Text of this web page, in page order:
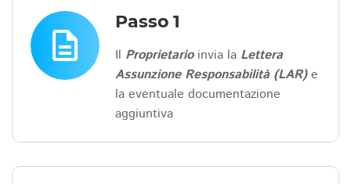
description
Passo 1
Il Proprietarioinvia la Lettera
Assunzione Responsabilità (LAR)e
la eventuale documentazione
aggiuntiva